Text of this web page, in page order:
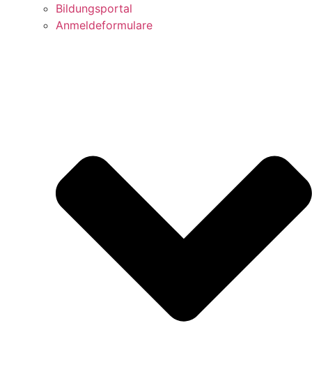
Bildungsportal
Anmeldeformulare